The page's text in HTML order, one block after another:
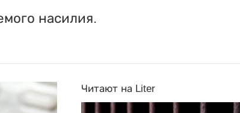
насилия.
Читают на Liter